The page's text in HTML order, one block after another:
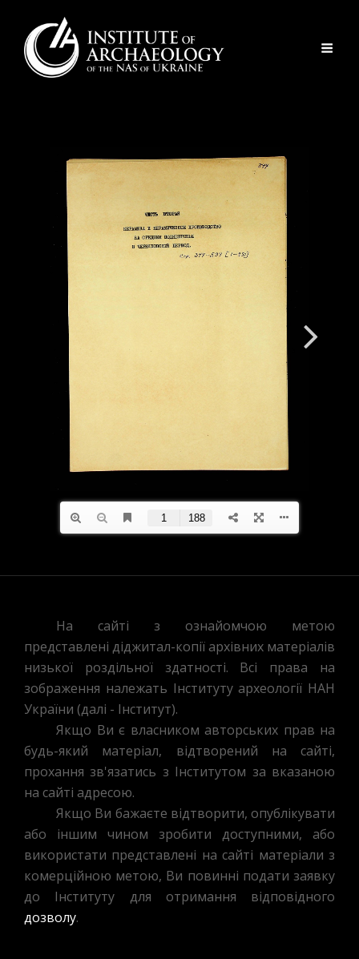
На сайті з ознайомчою метою
представлені діджитал-копії архівних матеріалів
низької роздільної здатності. Всі права на
зображення належать Інституту археології НАН
України (далі - Інститут).
Якщо Ви є власником авторських прав на
будь-який матеріал, відтворений на сайті,
прохання зв'язатись з Інститутом за вказаною
на сайті адресою.
Якщо Ви бажаєте відтворити, опублікувати
або іншим чином зробити доступними, або
використати представлені на сайті матеріали з
комерційною метою, Ви повинні подати заявку
до Інституту для отримання відповідного
дозволу.